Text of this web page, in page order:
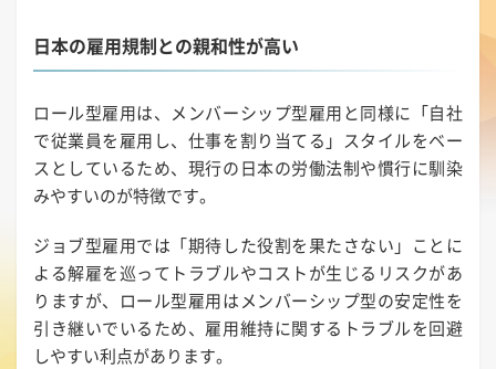
日本の雇用規制との親和性が高い
ロール型雇用は、メンバーシップ型雇用と同様に「自社
で従業員を雇用し、仕事を割り当てる」スタイルをベー
スとしているため、現行の日本の労働法制や慣行に馴染
みやすいのが特徴です。
ジョブ型雇用では「期待した役割を果たさない」ことに
よる解雇を巡ってトラブルやコストが生じるリスクがあ
りますが、ロール型雇用はメンバーシップ型の安定性を
引き継いでいるため、雇用維持に関するトラブルを回避
しやすい利点があります。